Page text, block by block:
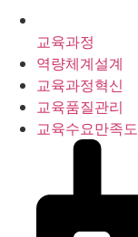
교육과정
역량체계설계
교육과정혁신
교육품질관리
교육수요만족도